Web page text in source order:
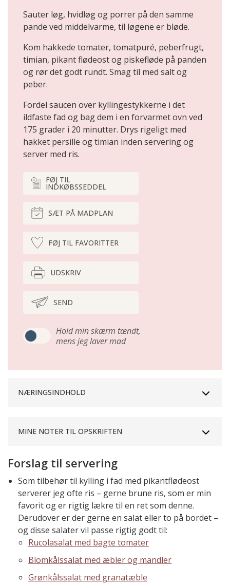
Sauter løg, hvidløg og porrer på den samme
pande ved middelvarme, til løgene er bløde.
Kom hakkede tomater, tomatpuré, peberfrugt,
timian, pikant flødeost og piskefløde på panden
og rør det godt rundt. Smag til med salt og
peber.
Fordel saucen over kyllingestykkerne i det
ildfaste fad og bag dem i en forvarmet ovn ved
175 grader i 20 minutter. Drys rigeligt med
hakket persille og timian inden servering og
server med ris.
FØJ TIL
INDKØBSSEDDEL
SÆT PÅ MADPLAN
FØJ TIL FAVORITTER
UDSKRIV
SEND
Hold min skærm tændt,
mens jeg laver mad
NÆRINGSINDHOLD
MINE NOTER TIL OPSKRIFTEN
Forslag til servering
Som tilbehør til kylling i fad med pikantflødeost
serverer jeg ofte ris – gerne brune ris, som er min
favorit og er rigtig lækre til en ret som denne.
Derudover er der gerne en salat eller to på bordet –
og disse salater vil passe rigtig godt til:
Rucolasalat med bagte tomater
Blomkålssalat med æbler og mandler
Grønkålssalat med granatæble